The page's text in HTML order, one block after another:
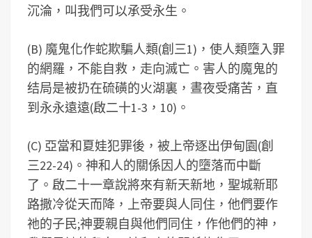
沉淪，叫我們可以承受永生。
(B) 魔鬼化作蛇欺騙人類(創三1)，使人類墮入罪
的網羅，不能自救，走向滅亡。害人的魔鬼的
结局是被扔在硫磺的火湖裏，晝夜受痛苦，直
到永永遠遠(啟二十1-3，10)。
(C) 亞當和夏娃犯罪後，被上帝逐出伊甸園(創
三22-24)。神和人的關係因人的墮落而中斷
了。啟二十一章說將來有新天新地，聖城新耶
路撒冷從天而降，上帝要與人同住，他們要作
祂的子民;神要親自與他們同住，作他們的神，